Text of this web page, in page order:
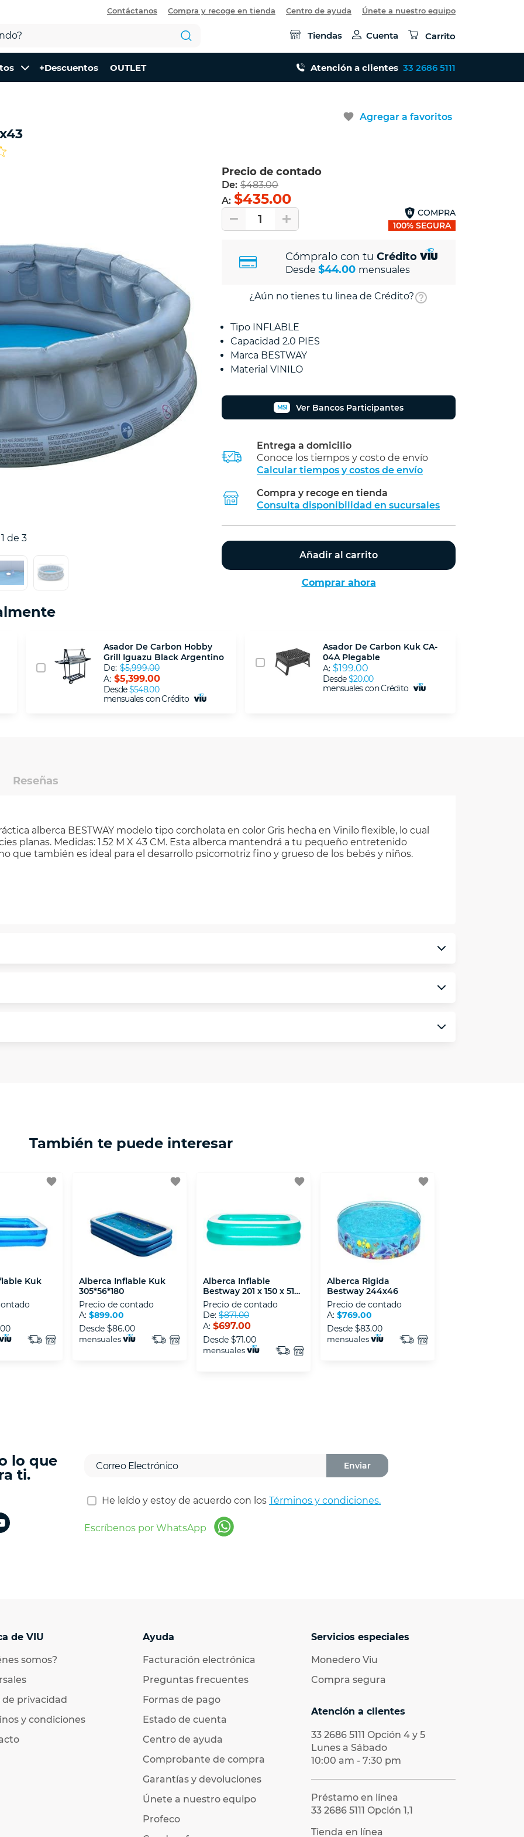
Contáctanos Compra y recoge en tienda Centro de ayuda Únete a nuestro equipo
Tiendas Cuenta Carrito
+Descuentos OUTLET Atención a clientes 33 2686 5111
favorite Agregar a favoritos
1 de 3
Precio de contado
De: $483.00
A: $435.00
1
COMPRA
100% SEGURA
Cómpralo con tu Crédito
Desde $44.00 mensuales
¿Aún no tienes tu linea de Crédito?
Tipo INFLABLE
Capacidad 2.0 PIES
Marca BESTWAY
Material VINILO
MSI Ver Bancos Participantes
Entrega a domicilio
Conoce los tiempos y costo de envío
Calcular tiempos y costos de envío
Calcular
Compra y recoge en tienda
Consulta disponibilidad en sucursales
Añadir al carrito
Comprar ahora
Asador De Carbon Hobby
Grill Iguazu Black Argentino
De: $5,999.00
A: $5,399.00
Desde$548.00
mensuales con Crédito
Asador De Carbon Kuk CA-
04A Plegable
A: $199.00
Desde$20.00
mensuales con Crédito
Reseñas
alberca BESTWAY modelo tipo corcholata en color Gris hecha en Vinilo flexible, lo cual
planas. Medidas: 1.52 M X 43 CM. Esta alberca mantendrá a tu pequeño entretenido
que también es ideal para el desarrollo psicomotriz fino y grueso de los bebés y niños.
También te puede interesar
favorite
Kuk
favorite
Alberca Inflable Kuk
305*56*180
Precio de contado
A: $899.00
Desde $86.00
mensuales
favorite
Alberca Inflable
Bestway 201 x 150 x 51
Cm
Precio de contado
De: $871.00
A: $697.00
Desde $71.00
mensuales
favorite
Alberca Rigida
Bestway 244x46
Precio de contado
A: $769.00
Desde $83.00
mensuales
lo que
ti.
Enviar
He leído y estoy de acuerdo con los Términos y condiciones.
Escríbenos por WhatsApp
de VIU
somos?
de privacidad
y condiciones
Ayuda
Facturación electrónica
Preguntas frecuentes
Formas de pago
Estado de cuenta
Centro de ayuda
Comprobante de compra
Garantías y devoluciones
Únete a nuestro equipo
Profeco
Servicios especiales
Monedero Viu
Compra segura
Atención a clientes
33 2686 5111 Opción 4 y 5
Lunes a Sábado
10:00 am - 7:30 pm
Préstamo en línea
33 2686 5111 Opción 1,1
Tienda en línea